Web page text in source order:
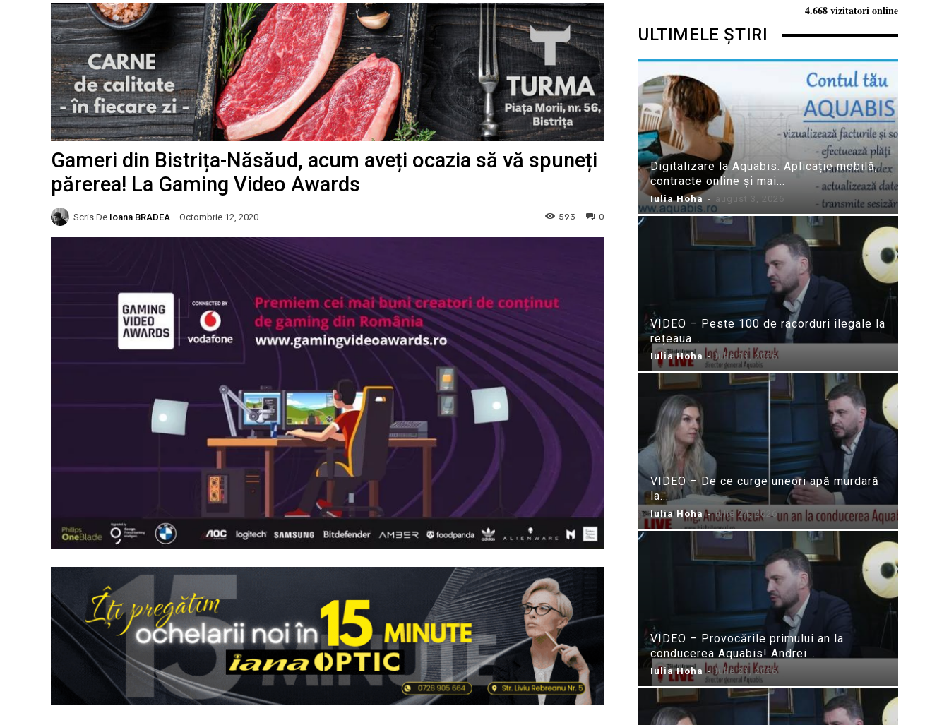
Gameri din Bistrița-Năsăud, acum aveți ocazia să vă spuneți
părerea! La Gaming Video Awards
Scris De Ioana BRADEA Octombrie 12, 2020 0
593
4.668 vizitatori online
ULTIMELE ȘTIRI
Digitalizare la Aquabis: Aplicație mobilă,
contracte online și mai...
Iulia Hoha - august 3, 2026
VIDEO – Peste 100 de racorduri ilegale la
rețeaua...
Iulia Hoha - iulie 31, 2026
VIDEO – De ce curge uneori apă murdară
la...
Iulia Hoha - iulie 24, 2026
VIDEO – Provocările primului an la
conducerea Aquabis! Andrei...
Iulia Hoha - iulie 21, 2026